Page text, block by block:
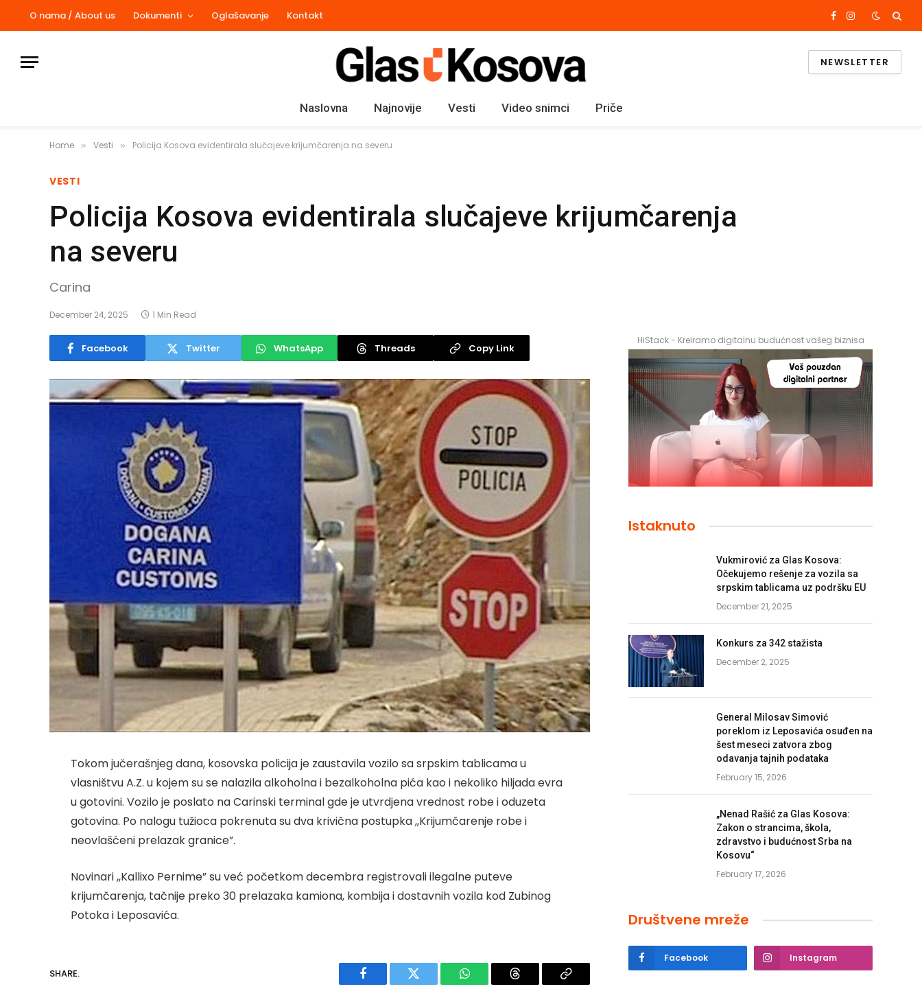
O nama / About us Dokumenti Oglašavanje Kontakt Facebook
Instagram
NEWSLETTER
Naslovna Najnovije Vesti Video snimci Priče
Home » Vesti » Policija Kosova evidentirala slučajeve krijumčarenja na severu
VESTI
Policija Kosova evidentirala slučajeve krijumčarenja
na severu
Carina
December 24, 2025 1 Min Read
Facebook Twitter WhatsApp Threads Copy Link
Tokom jučerašnjeg dana, kosovska policija je zaustavila vozilo sa srpskim tablicama u
vlasništvu A.Z. u kojem su se nalazila alkoholna i bezalkoholna pića kao i nekoliko hiljada evra
u gotovini. Vozilo je poslato na Carinski terminal gde je utvrdjena vrednost robe i oduzeta
gotovina. Po nalogu tužioca pokrenuta su dva krivična postupka ,,Krijumčarenje robe i
neovlašćeni prelazak granice”.
Novinari ,,Kallixo Pernime” su već početkom decembra registrovali ilegalne puteve
krijumčarenja, tačnije preko 30 prelazaka kamiona, kombija i dostavnih vozila kod Zubinog
Potoka i Leposavića.
SHARE.
Facebook Twitter WhatsAppThreads
Copy
HiStack - Kreiramo digitalnu budućnost vašeg biznisa
Istaknuto
Vukmirović za Glas Kosova:
Očekujemo rešenje za vozila sa
srpskim tablicama uz podršku EU
December 21, 2025
Konkurs za 342 stažista
December 2, 2025
General Milosav Simović
poreklom iz Leposavića osuđen na
šest meseci zatvora zbog
odavanja tajnih podataka
February 15, 2026
„Nenad Rašić za Glas Kosova:
Zakon o strancima, škola,
zdravstvo i budućnost Srba na
Kosovu“
February 17, 2026
Društvene mreže
Facebook Instagram